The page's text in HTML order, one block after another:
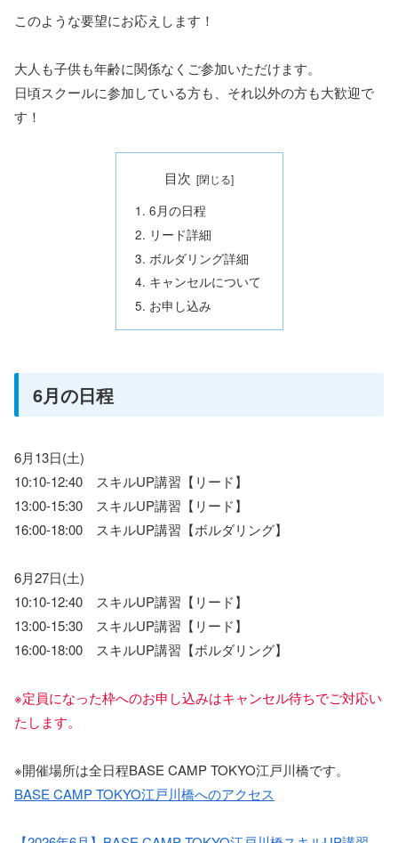
このような要望にお応えします！
大人も子供も年齢に関係なくご参加いただけます。
日頃スクールに参加している方も、それ以外の方も大歓迎で
す！
目次
6月の日程
リード詳細
ボルダリング詳細
キャンセルについて
お申し込み
6月の日程
6月13日(土)
10:10-12:40 スキルUP講習【リード】
13:00-15:30 スキルUP講習【リード】
16:00-18:00 スキルUP講習【ボルダリング】
6月27日(土)
10:10-12:40 スキルUP講習【リード】
13:00-15:30 スキルUP講習【リード】
16:00-18:00 スキルUP講習【ボルダリング】
※定員になった枠へのお申し込みはキャンセル待ちでご対応い
たします。
※開催場所は全日程BASE CAMP TOKYO江戸川橋です。
BASE CAMP TOKYO江戸川橋へのアクセス